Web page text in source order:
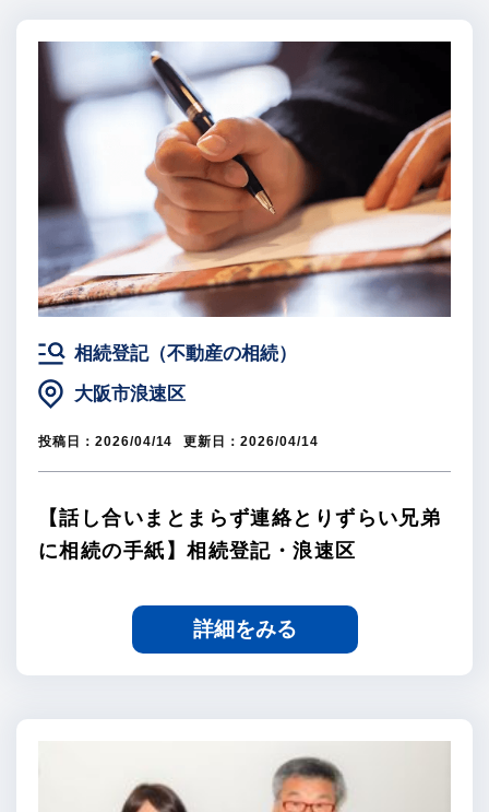
相続登記（不動産の相続）
大阪市浪速区
投稿日： 2026/04/14 更新日：2026/04/14
【話し合いまとまらず連絡とりずらい兄弟
に相続の手紙】相続登記・浪速区
詳細をみる